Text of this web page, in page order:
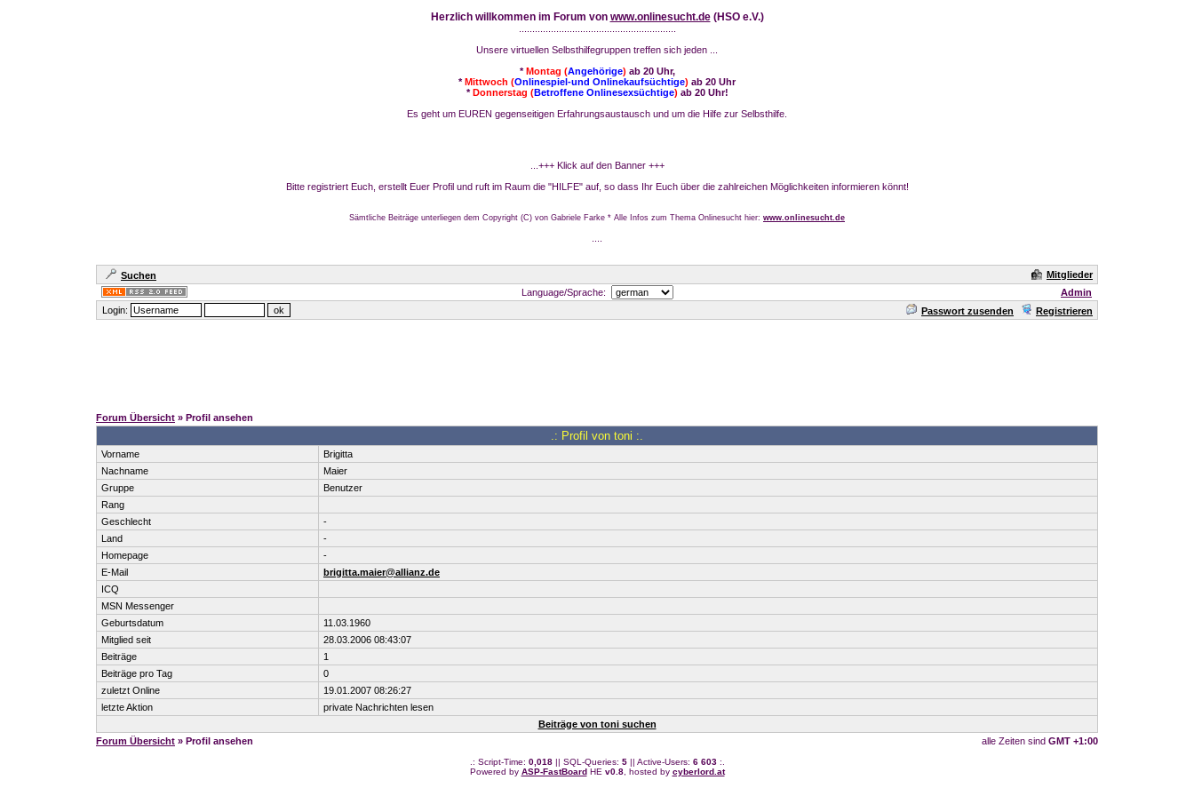
Herzlich willkommen im Forum von www.onlinesucht.de(HSO e.V.)
Unsere virtuellen Selbsthilfegruppen treffen sich jeden ...
*Montag (Angehörige) ab 20 Uhr,
*Mittwoch (Onlinespiel-und Onlinekaufsüchtige) ab 20 Uhr
*Donnerstag (Betroffene Onlinesexsüchtige) ab 20 Uhr!
Es geht um EUREN gegenseitigen Erfahrungsaustausch und um die Hilfe zur Selbsthilfe.
...+++ Klick auf den Banner +++
Bitte registriert Euch, erstellt Euer Profil und ruft im Raum die "HILFE" auf, so dass Ihr Euch über die zahlreichen Möglichkeiten informieren könnt!
Sämtliche Beiträge unterliegen dem Copyright (C) von Gabriele Farke * Alle Infos zum Thema Onlinesucht hier: www.onlinesucht.de
Suchen
Mitglieder
Language/Sprache:
Admin
Login:
Passwort zusenden Registrieren
Forum Übersicht » Profil ansehen
.: Profil von toni :.
Vorname
Brigitta
Nachname
Maier
Gruppe
Benutzer
Rang
Geschlecht
-
Land
-
Homepage
-
E-Mail
brigitta.maier@allianz.de
ICQ
MSN Messenger
Geburtsdatum
11.03.1960
Mitglied seit
28.03.2006 08:43:07
Beiträge
1
Beiträge pro Tag
0
zuletzt Online
19.01.2007 08:26:27
letzte Aktion
private Nachrichten lesen
Beiträge von toni suchen
Forum Übersicht » Profil ansehen alle Zeiten sind GMT +1:00
.: Script-Time: 0,018|| SQL-Queries: 5|| Active-Users: 6 603:.
Powered by ASP-FastBoardHE v0.8, hosted by cyberlord.at